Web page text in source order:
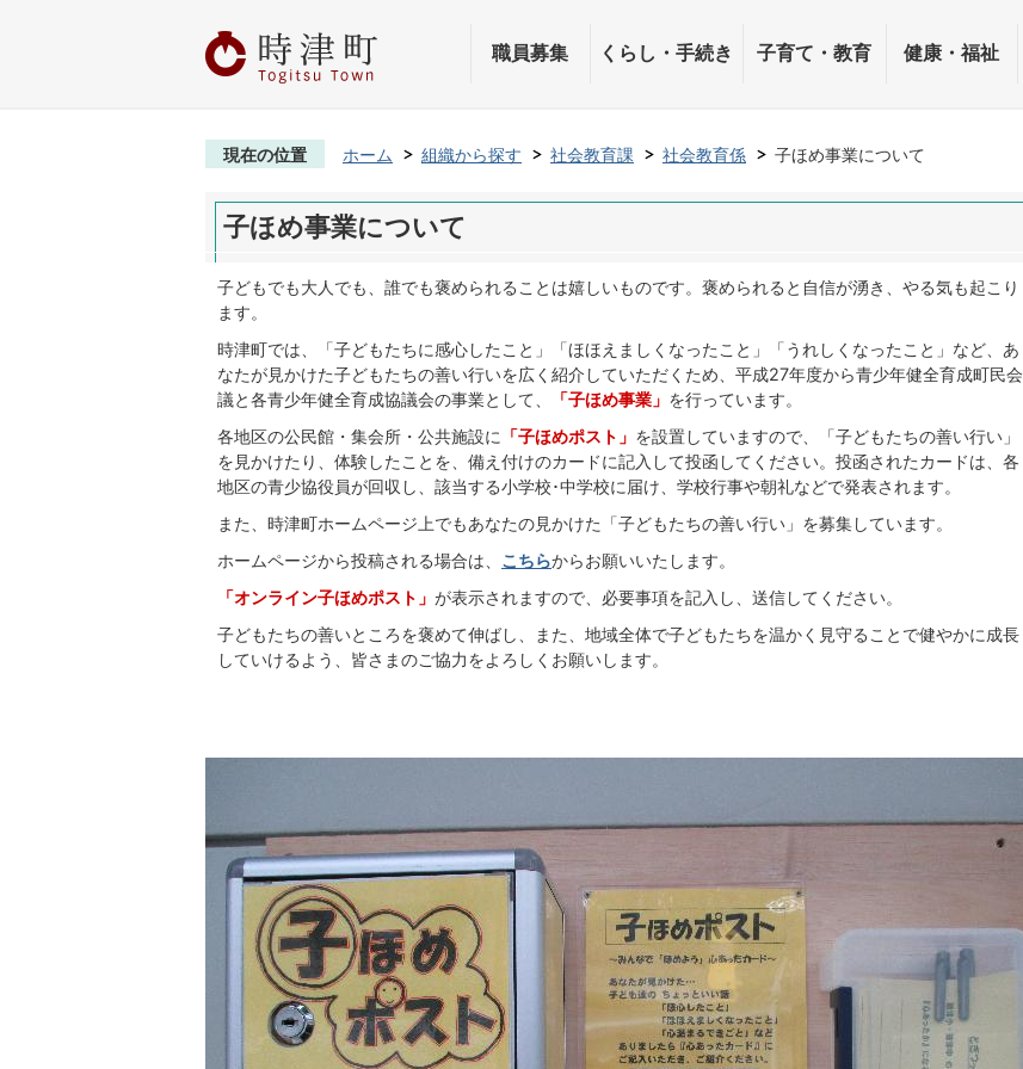
職員募集 くらし・手続き 子育て・教育 健康・福祉
現在の位置 ホーム 組織から探す 社会教育課 社会教育係 子ほめ事業について
子ほめ事業について
子どもでも大人でも、誰でも褒められることは嬉しいものです。褒められると自信が湧き、やる気も起こり
ます。
時津町では、「子どもたちに感心したこと」「ほほえましくなったこと」「うれしくなったこと」など、あ
なたが見かけた子どもたちの善い行いを広く紹介していただくため、平成27年度から青少年健全育成町民会
議と各青少年健全育成協議会の事業として、
「子ほめ事業」 を行っています。
各地区の公民館・集会所・公共施設に 「子ほめポスト」 を設置していますので、「子どもたちの善い行い」
を見かけたり、体験したことを、備え付けのカードに記入して投函してください。投函されたカードは、各
地区の青少協役員が回収し、該当する小学校･中学校に届け、学校行事や朝礼などで発表されます。
また、時津町ホームページ上でもあなたの見かけた「子どもたちの善い行い」を募集しています。
ホームページから投稿される場合は、 こちらからお願いいたします。
「オンライン子ほめポスト」 が表示されますので、必要事項を記入し、送信してください。
子どもたちの善いところを褒めて伸ばし、また、地域全体で子どもたちを温かく見守ることで健やかに成長
していけるよう、皆さまのご協力をよろしくお願いします。